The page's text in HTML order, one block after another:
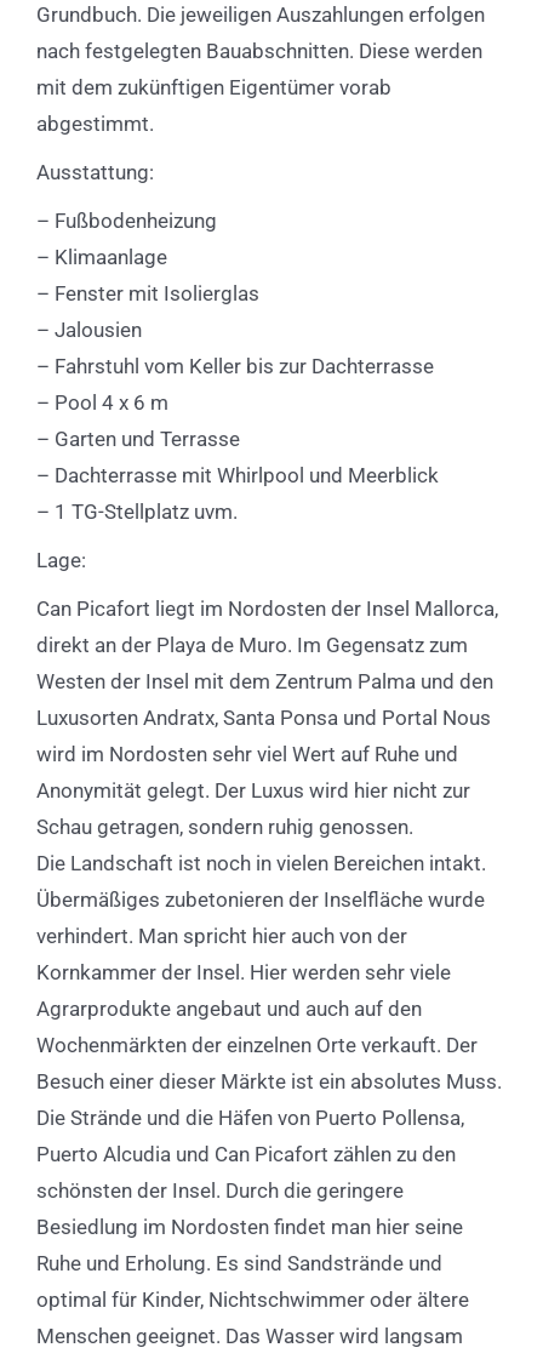
Grundbuch. Die jeweiligen Auszahlungen erfolgen
nach festgelegten Bauabschnitten. Diese werden
mit dem zukünftigen Eigentümer vorab
abgestimmt.
Ausstattung:
– Fußbodenheizung
– Klimaanlage
– Fenster mit Isolierglas
– Jalousien
– Fahrstuhl vom Keller bis zur Dachterrasse
– Pool 4 x 6 m
– Garten und Terrasse
– Dachterrasse mit Whirlpool und Meerblick
– 1 TG-Stellplatz uvm.
Lage:
Can Picafort liegt im Nordosten der Insel Mallorca,
direkt an der Playa de Muro. Im Gegensatz zum
Westen der Insel mit dem Zentrum Palma und den
Luxusorten Andratx, Santa Ponsa und Portal Nous
wird im Nordosten sehr viel Wert auf Ruhe und
Anonymität gelegt. Der Luxus wird hier nicht zur
Schau getragen, sondern ruhig genossen.
Die Landschaft ist noch in vielen Bereichen intakt.
Übermäßiges zubetonieren der Inselfläche wurde
verhindert. Man spricht hier auch von der
Kornkammer der Insel. Hier werden sehr viele
Agrarprodukte angebaut und auch auf den
Wochenmärkten der einzelnen Orte verkauft. Der
Besuch einer dieser Märkte ist ein absolutes Muss.
Die Strände und die Häfen von Puerto Pollensa,
Puerto Alcudia und Can Picafort zählen zu den
schönsten der Insel. Durch die geringere
Besiedlung im Nordosten findet man hier seine
Ruhe und Erholung. Es sind Sandstrände und
optimal für Kinder, Nichtschwimmer oder ältere
Menschen geeignet. Das Wasser wird langsam